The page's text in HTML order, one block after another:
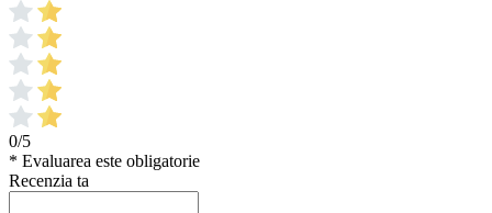
0/5
* Evaluarea este obligatorie
Recenzia ta